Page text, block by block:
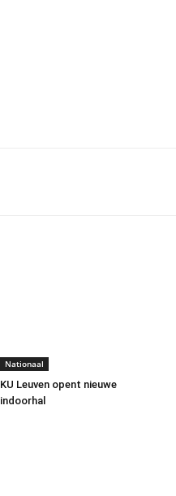
Nationaal
KU Leuven opent nieuwe
indoorhal